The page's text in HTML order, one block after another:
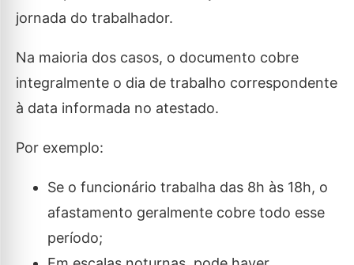
jornada do trabalhador.
Na maioria dos casos, o documento cobre
integralmente o dia de trabalho correspondente
à data informada no atestado.
Por exemplo:
Se o funcionário trabalha das 8h às 18h, o
afastamento geralmente cobre todo esse
período;